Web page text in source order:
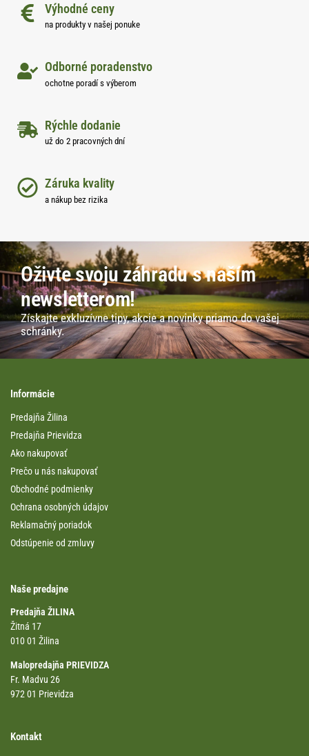
Výhodné ceny
na produkty v našej ponuke
Odborné poradenstvo
ochotne poradí s výberom
Rýchle dodanie
už do 2 pracovných dní
Záruka kvality
a nákup bez rizika
Oživte svoju záhradu s naším
newsletterom!
Získajte exkluzívne tipy, akcie a novinky priamo do vašej
schránky.
Informácie
Predajňa Žilina
Predajňa Prievidza
Ako nakupovať
Prečo u nás nakupovať
Obchodné podmienky
Ochrana osobných údajov
Reklamačný poriadok
Odstúpenie od zmluvy
Naše predajne
Predajňa ŽILINA
Žitná 17
010 01 Žilina
Malopredajňa PRIEVIDZA
Fr. Madvu 26
972 01 Prievidza
Kontakt